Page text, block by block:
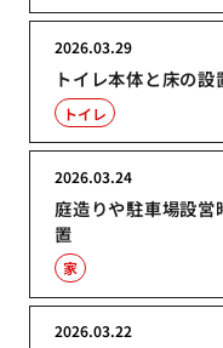
トイレ本体と床の
2026.03.29
トイレ
庭造りや駐車場設
置
2026.03.24
家
2026.03.22